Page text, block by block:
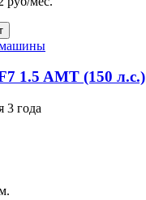
1.5 AMT (150 л.с.)
3 года